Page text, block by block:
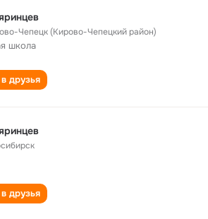
Чепецк (Кирово-Чепецкий район)
школа
друзья
друзья